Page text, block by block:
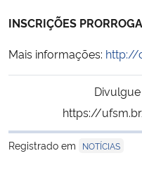
Planalto
INSCRIÇÕES
Mais informações: http://
https://
Registrado em
NOTÍCIAS